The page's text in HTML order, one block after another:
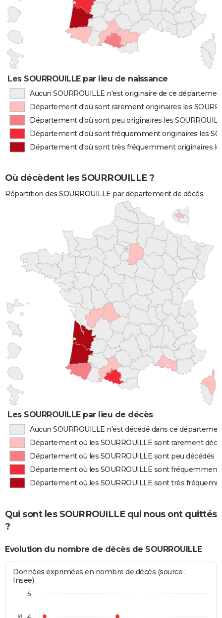
Les SOURROUILLE par lieu de naissance
Aucun SOURROUILLE n'est originaire de ce
Département d'où sont rarement originaires les
Département d'où sont peu originaires les
Département d'où sont fréquemment originaires les
Département d'où sont très fréquemment originaires
Où décèdent les SOURROUILLE ?
Répartition des SOURROUILLE par département de décès.
Les SOURROUILLE par lieu de décès
Aucun SOURROUILLE n'est décédé dans ce
Département où les SOURROUILLE sont rarement
Département où les SOURROUILLE sont peu décédés
Département où les SOURROUILLE sont fréquemment
Département où les SOURROUILLE sont très
Qui sont les SOURROUILLE qui nous ont quittés
?
Evolution du nombre de décès de SOURROUILLE
Données exprimées en nombre de décès (source :
Insee)
5